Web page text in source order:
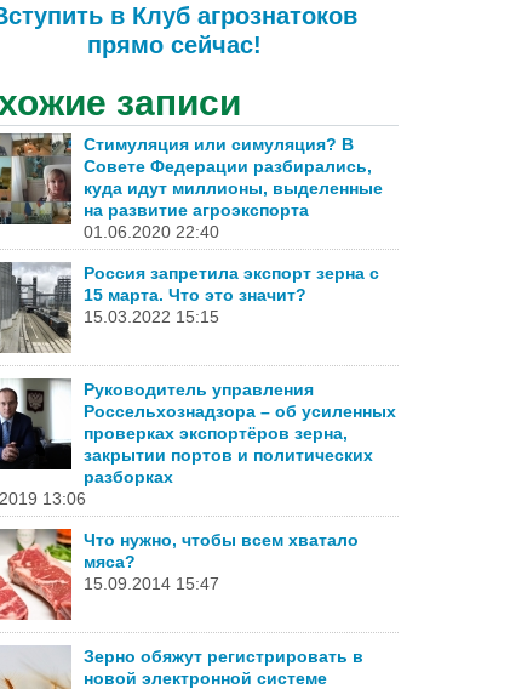
в Клуб агрознатоков
прямо сейчас!
записи
Стимуляция или симуляция? В
Совете Федерации разбирались,
куда идут миллионы, выделенные
на развитие агроэкспорта
01.06.2020 22:40
Россия запретила экспорт зерна с
15 марта. Что это значит?
15.03.2022 15:15
Руководитель управления
Россельхознадзора – об усиленных
проверках экспортёров зерна,
закрытии портов и политических
разборках
13:06
Что нужно, чтобы всем хватало
мяса?
15.09.2014 15:47
Зерно обяжут регистрировать в
новой электронной системе